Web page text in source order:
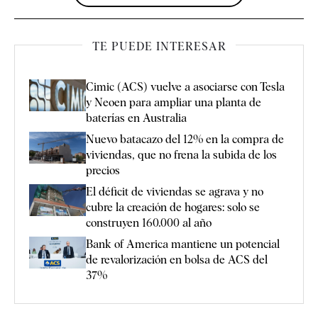
TE PUEDE INTERESAR
Cimic (ACS) vuelve a asociarse con Tesla
y Neoen para ampliar una planta de
baterías en Australia
Nuevo batacazo del 12% en la compra de
viviendas, que no frena la subida de los
precios
El déficit de viviendas se agrava y no
cubre la creación de hogares: solo se
construyen 160.000 al año
Bank of America mantiene un potencial
de revalorización en bolsa de ACS del
37%